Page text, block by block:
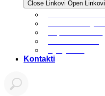
Close Linkovi Open Linkovi
Kontakti